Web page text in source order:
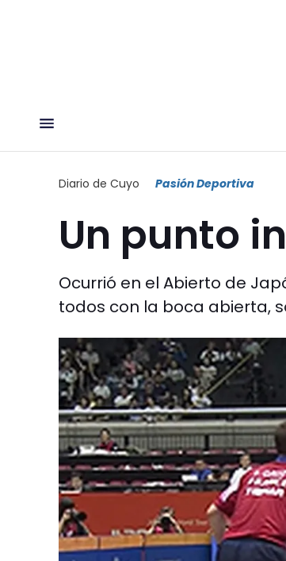
Diario de Cuyo Pasión Deportiva
Un punto
Ocurrió en el Abierto de
todos con la boca abierta,